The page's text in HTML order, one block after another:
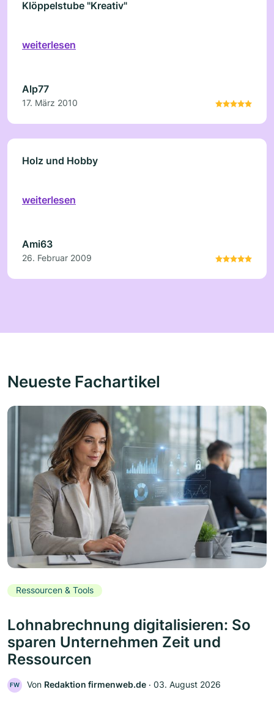
Klöppelstube "Kreativ"
weiterlesen
Alp77
17. März 2010
Holz und Hobby
weiterlesen
Ami63
26. Februar 2009
Neueste Fachartikel
Ressourcen & Tools
Lohnabrechnung digitalisieren: So
sparen Unternehmen Zeit und
Ressourcen
FW Von Redaktion firmenweb.de ‧ 03. August 2026